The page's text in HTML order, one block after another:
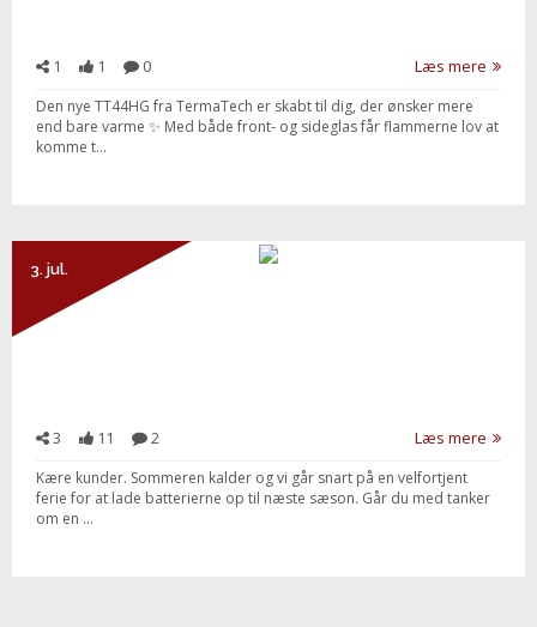
1 1 0 Læs mere
Den nye TT44HG fra TermaTech er skabt til dig, der ønsker mere
end bare varme ✨ Med både front- og sideglas får flammerne lov at
komme t...
3. jul.
3 11 2 Læs mere
Kære kunder. Sommeren kalder og vi går snart på en velfortjent
ferie for at lade batterierne op til næste sæson. Går du med tanker
om en ...